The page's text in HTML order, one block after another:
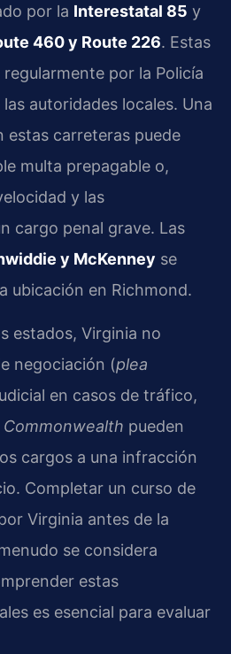
por la Interestatal 85 y
460 y Route 226. Estas
por la Policía
autoridades locales. Una
estas carreteras puede
multa prepagable o,
y las
cargo penal grave. Las
y McKenney se
ubicación en Richmond.
estados, Virginia no
negociación (plea
en casos de tráfico,
Commonwealth pueden
cargos a una infracción
Completar un curso de
Virginia antes de la
se considera
estas
es esencial para evaluar